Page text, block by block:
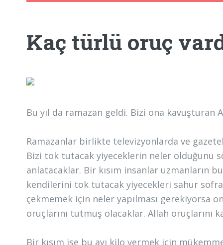
Kaç türlü oruç
Bu yıl da ramazan geldi. Bizi ona kavuşturan
Ramazanlar birlikte televizyonlarda ve
Bizi tok tutacak yiyeceklerin neler olduğunu
anlatacaklar. Bir kısım insanlar uzmanların
kendilerini tok tutacak yiyecekleri sahur
çekmemek için neler yapılması gerekiyorsa
oruçlarını tutmuş olacaklar. Allah oruçlarını
Bir kısım ise bu ayı kilo vermek için